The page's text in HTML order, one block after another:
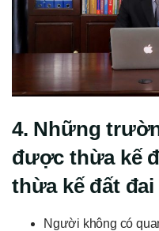
4. Những
được thừa kế
thừa kế đất
Người không có